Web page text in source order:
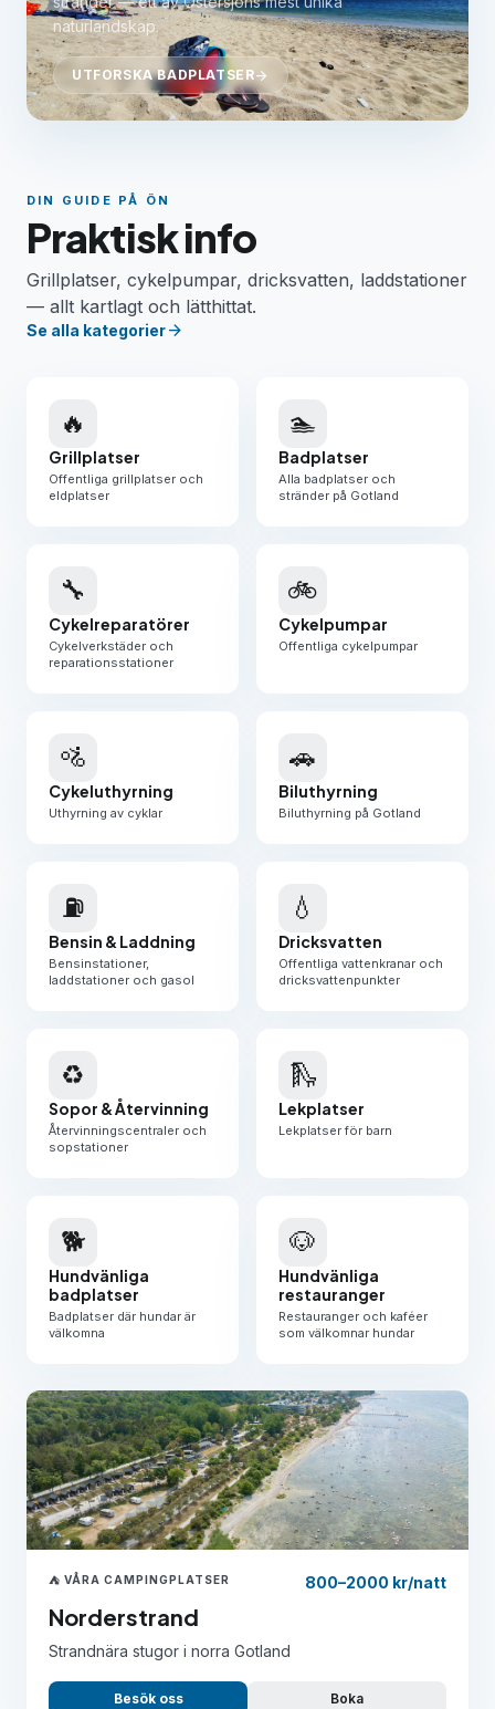
naturlandskap.
UTFORSKA BADPLATSERarrow_forward
DIN GUIDE PÅ ÖN
Praktisk info
Grillplatser, cykelpumpar, dricksvatten, laddstationer
— allt kartlagt och lätthittat.
Se alla kategorierarrow_forward
🔥
Grillplatser
Offentliga grillplatser och
eldplatser
🏊
Badplatser
Alla badplatser och
stränder på Gotland
🔧
Cykelreparatörer
Cykelverkstäder och
reparationsstationer
🚲
Cykelpumpar
Offentliga cykelpumpar
🚵
Cykeluthyrning
Uthyrning av cyklar
🚗
Biluthyrning
Biluthyrning på Gotland
⛽
Bensin & Laddning
Bensinstationer,
laddstationer och gasol
💧
Dricksvatten
Offentliga vattenkranar och
dricksvattenpunkter
♻️
Sopor & Återvinning
Återvinningscentraler och
sopstationer
🛝
Lekplatser
Lekplatser för barn
🐕
Hundvänliga
badplatser
Badplatser där hundar är
välkomna
🐶
Hundvänliga
restauranger
Restauranger och kaféer
som välkomnar hundar
⛺ VÅRA CAMPINGPLATSER 800–2000 kr/natt
Norderstrand
Strandnära stugor i norra Gotland
Besök oss Boka